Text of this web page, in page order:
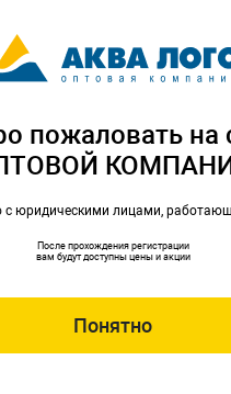
17 >>
г.Москва, ул. Профсоюзная,
пожаловать на
с юридическими лицами,
После прохождения регистрации
вам будут доступны цены и акции
Понятно